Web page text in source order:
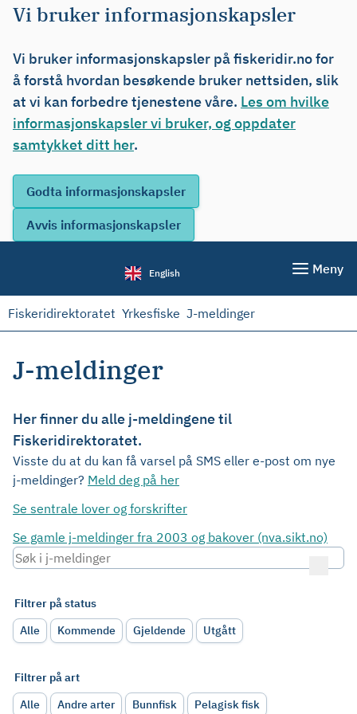
Vi bruker informasjonskapsler
Vi bruker informasjonskapsler på fiskeridir.no for
å forstå hvordan besøkende bruker nettsiden, slik
at vi kan forbedre tjenestene våre. Les om hvilke
informasjonskapsler vi bruker, og oppdater
samtykket ditt her.
English Meny
Fiskeridirektoratet Yrkesfiske J-meldinger
J-meldinger
Her finner du alle j-meldingene til
Fiskeridirektoratet.
Visste du at du kan få varsel på SMS eller e-post om nye
j-meldinger? Meld deg på her
Se sentrale lover og forskrifter
Se gamle j-meldinger fra 2003 og bakover (nva.sikt.no)
Filtrer på status
Alle
Kommende Gjeldende Utgått
Filtrer på art
Alle
Andre arter Bunnfisk Pelagisk fisk